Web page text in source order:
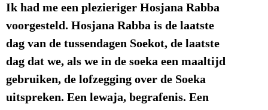
Ik had me een plezieriger Hosjana Rabba
voorgesteld. Hosjana Rabba is de laatste
dag van de tussendagen Soekot, de laatste
dag dat we, als we in de soeka een maaltijd
gebruiken, de lofzegging over de Soeka
uitspreken. Een lewaja, begrafenis. Een